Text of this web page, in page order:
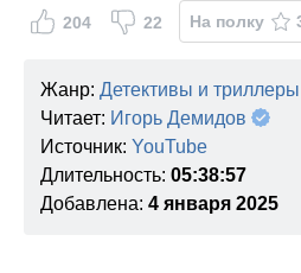
204 22 На полку
Жанр: Детективы и триллеры
Читает: Игорь Демидов
Источник: YouTube
Длительность: 05:38:57
Добавлена: 4 января 2025